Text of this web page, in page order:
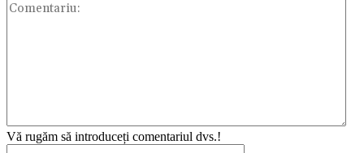
Vă rugăm să introduceți comentariul dvs.!